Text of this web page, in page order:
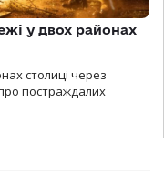
у двох районах
столиці через
постраждалих